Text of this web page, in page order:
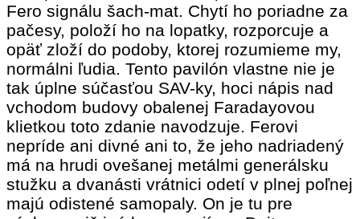
Fero signálu šach-mat. Chytí ho poriadne za
pačesy, položí ho na lopatky, rozporcuje a
opäť zloží do podoby, ktorej rozumieme my,
normálni ľudia. Tento pavilón vlastne nie je
tak úplne súčasťou SAV-ky, hoci nápis nad
vchodom budovy obalenej Faradayovou
klietkou toto zdanie navodzuje. Ferovi
nepríde ani divné ani to, že jeho nadriadený
má na hrudi ovešanej metálmi generálsku
stužku a dvanásti vrátnici odetí v plnej poľnej
majú odistené samopaly. On je tu pre